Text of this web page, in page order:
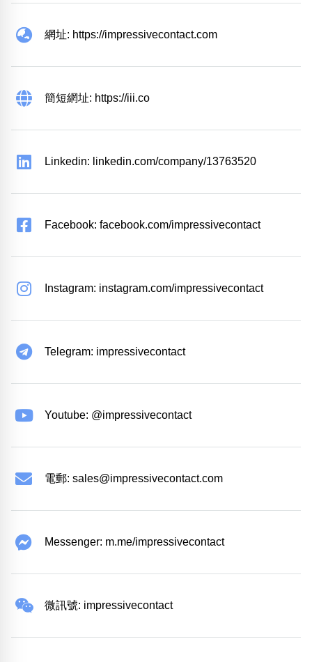
網址: https://impressivecontact.com
簡短網址: https://iii.co
Linkedin: linkedin.com/company/13763520
Facebook: facebook.com/impressivecontact
Instagram: instagram.com/impressivecontact
Telegram: impressivecontact
Youtube: @impressivecontact
電郵: sales@impressivecontact.com
Messenger: m.me/impressivecontact
微訊號: impressivecontact